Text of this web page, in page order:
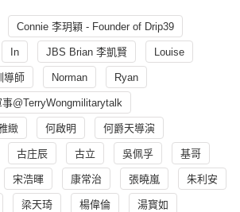
Connie 李玥穎 - Founder of Drip39
In JBS Brian 李凱賢 Louise
導師 Norman Ryan
@TerryWongmilitarytalk
緻 何啟明 何爵天導演
古庄辰 古立 吳佩孚 基哥
宋浩暉 康常治 張曉嵐 朱利安
梁天琦 楊偉倫 湯寳如